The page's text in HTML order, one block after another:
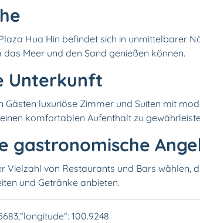
Hua Hin befindet sich in unmittelbarer
Meer und den Sand genießen können.
Unterkunft
Gästen luxuriöse Zimmer und Suiten mit
komfortablen Aufenthalt zu
gastronomische
Vielzahl von Restaurants und Bars wählen,
und Getränke anbieten.
100.9248